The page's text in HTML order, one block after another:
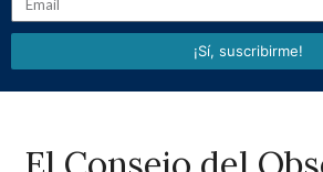
¡Sí, suscribirme!